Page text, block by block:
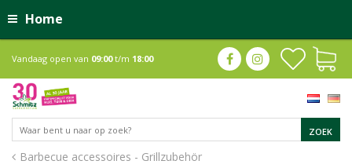
Home
Barbecue accessoires - Grillzubehör
Vandaag open van 09:00t/m 18:00